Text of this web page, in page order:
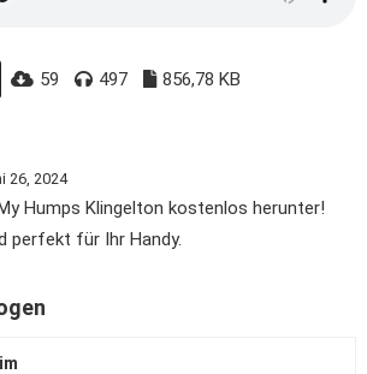
59 497 856,78 KB
26, 2024
Humps Klingelton kostenlos herunter!
perfekt für Ihr Handy.